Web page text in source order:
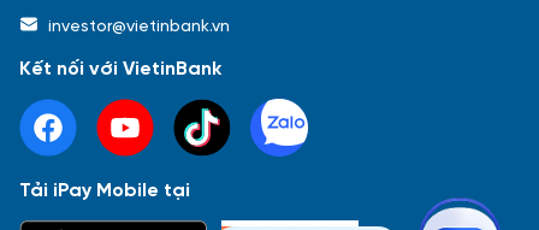
investor@vietinbank.vn
Kết nối với VietinBank
Tải iPay Mobile tại